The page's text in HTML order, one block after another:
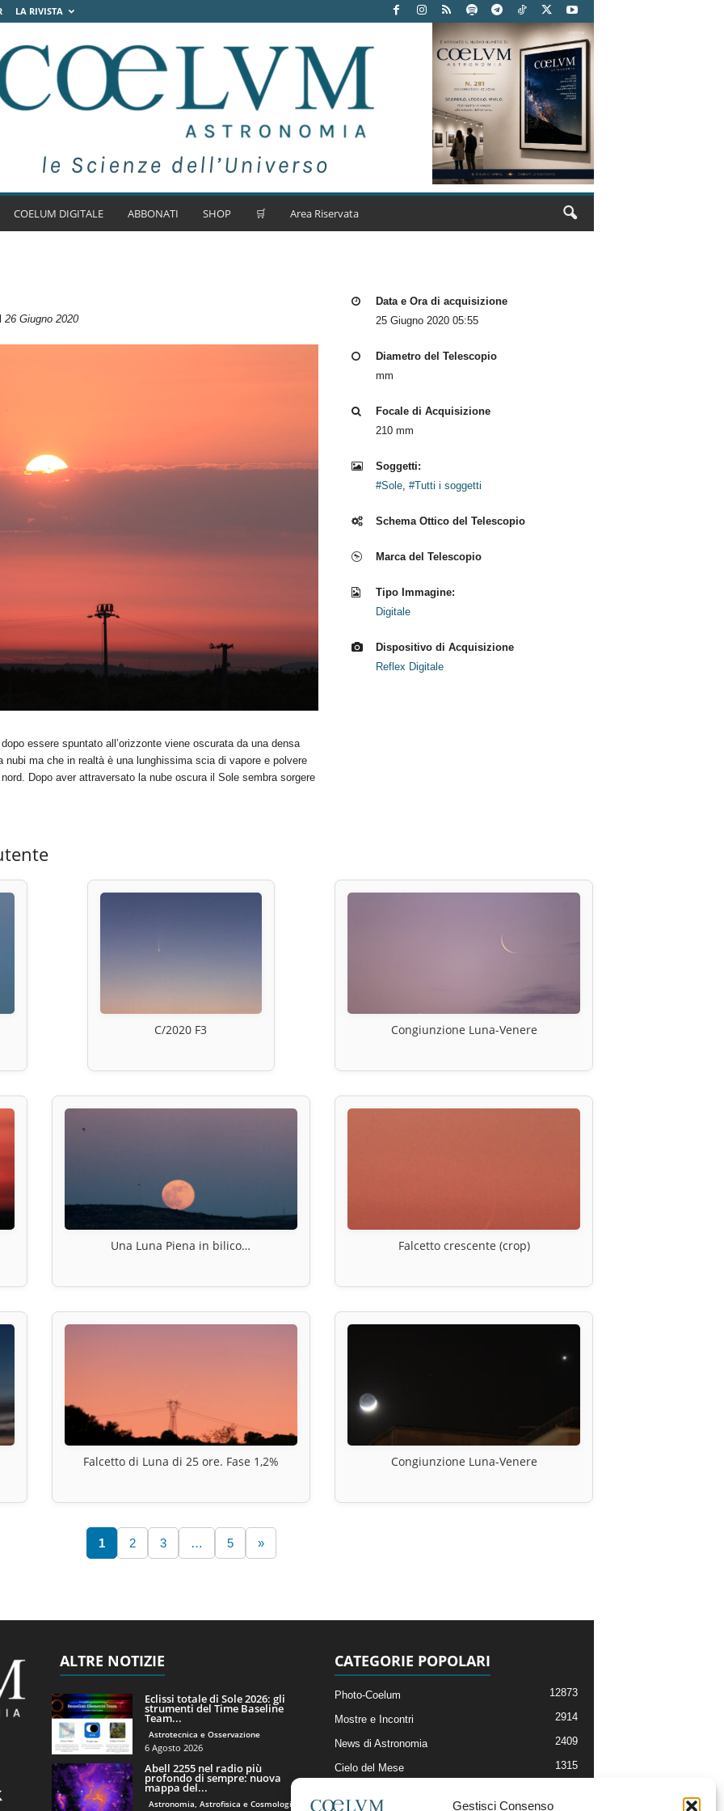
Gestisci Consenso
LA RIVISTA
COELUM DIGITALE ABBONATI SHOP 🛒 Area Riservata
26 Giugno 2020
essere spuntato all’orizzonte viene oscurata da una densa
nubi ma che in realtà è una lunghissima scia di vapore e polvere
Dopo aver attraversato la nube oscura il Sole sembra sorgere
Data e Ora di acquisizione
25 Giugno 2020 05:55
Diametro del Telescopio
mm
Focale di Acquisizione
210 mm
Soggetti:
#Sole, #Tutti i soggetti
Schema Ottico del Telescopio
Marca del Telescopio
Tipo Immagine:
Digitale
Dispositivo di Acquisizione
Reflex Digitale
C/2020 F3 Congiunzione Luna-Venere
Una Luna Piena in bilico… Falcetto crescente (crop)
Falcetto di Luna di 25 ore. Fase 1,2% Congiunzione Luna-Venere
1 2 3 … 5 »
ALTRE NOTIZIE
Eclissi totale di Sole 2026: gli
strumenti del Time Baseline
Team...
Astrotecnica e Osservazione
6 Agosto 2026
Abell 2255 nel radio più
profondo di sempre: nuova
mappa del...
Astronomia, Astrofisica e Cosmologia
CATEGORIE POPOLARI
Photo-Coelum 12873
Mostre e Incontri 2914
News di Astronomia 2409
Cielo del Mese 1315